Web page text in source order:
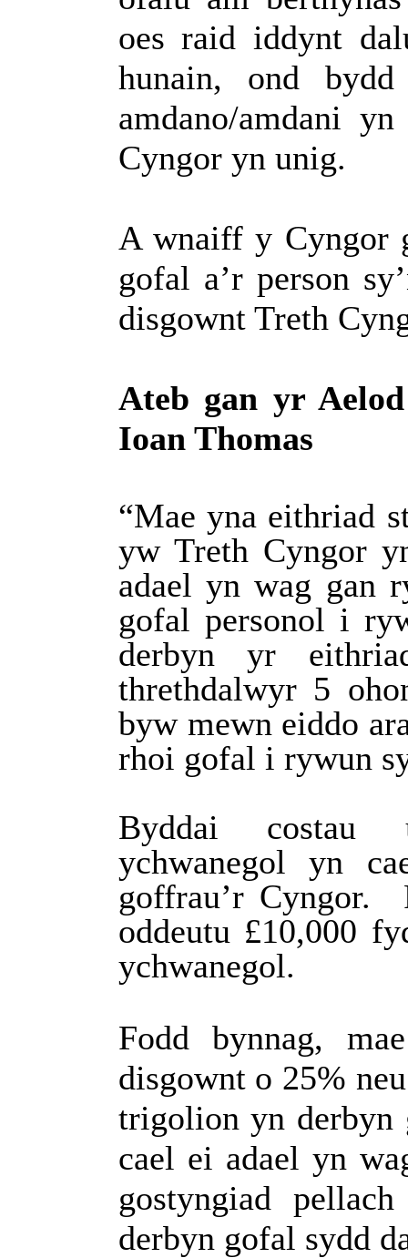
oes raid iddynt
hunain, ond
amdano/amdani
Cyngor yn unig.
A wnaiff y Cyngor
gofal a’r person
disgownt Treth
Ateb gan yr
Ioan Thomas
“Mae yna eithriad
yw Treth Cyngor
adael yn wag gan
gofal personol i
derbyn yr
threthdalwyr 5
byw mewn eiddo
rhoi gofal i rywun
Byddai costau
ychwanegol yn
goffrau’r Cyngor.
oddeutu £10,000
ychwanegol.
Fodd bynnag,
disgownt o 25%
trigolion yn derbyn
cael ei adael yn
gostyngiad
derbyn gofal sydd